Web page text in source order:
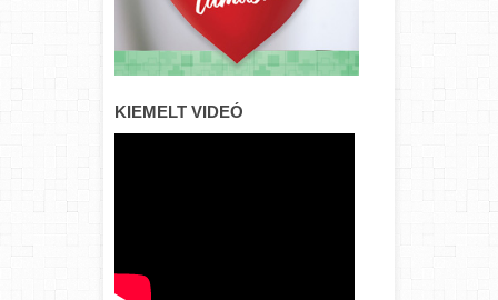
KIEMELT VIDEÓ